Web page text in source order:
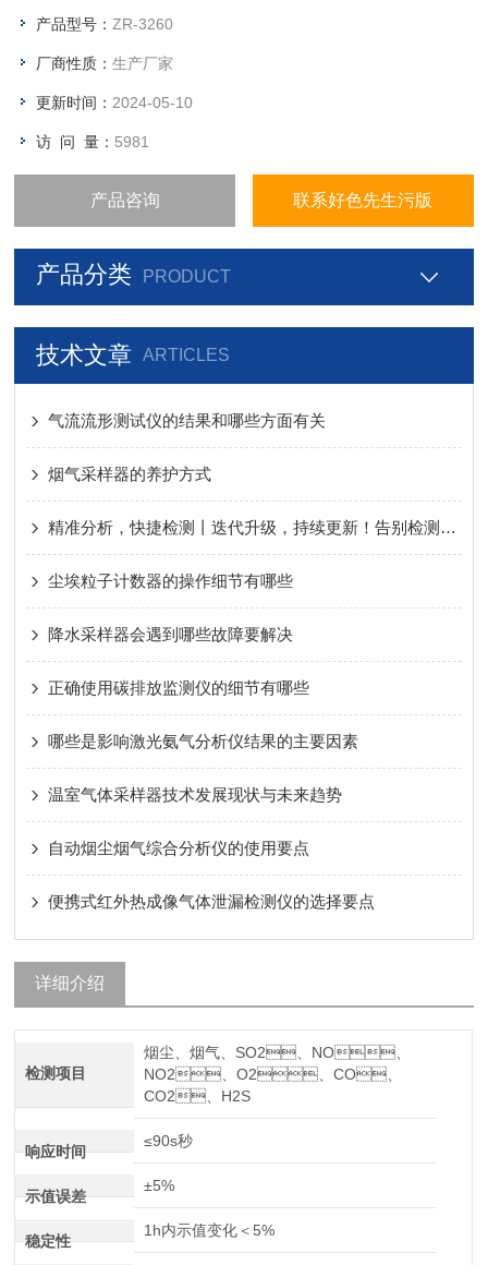
压、含湿量测量及折算浓度、排放总量的计
产品型号：ZR-3260
厂商性质：生产厂家
更新时间： 2024-05-10
访 问 量： 5981
产品咨询 联系好色先生污版
产品分类 PRODUCT
技术文章 ARTICLES
气流流形测试仪的结果和哪些方面有关
烟气采样器的养护方式
精准分析，快捷检测丨迭代升级，持续更新！告别检测忧虑，好色先生污版便携式甲烷非甲烷总烃分析仪！
尘埃粒子计数器的操作细节有哪些
降水采样器会遇到哪些故障要解决
正确使用碳排放监测仪的细节有哪些
哪些是影响激光氨气分析仪结果的主要因素
温室气体采样器技术发展现状与未来趋势
自动烟尘烟气综合分析仪的使用要点
便携式红外热成像气体泄漏检测仪的选择要点
详细介绍
检测项目
烟尘、烟气、SO2、NO、
NO2、O2、CO、
CO2、H2S
响应时间
≤90s秒
示值误差
±5%
稳定性
1h内示值变化＜5%